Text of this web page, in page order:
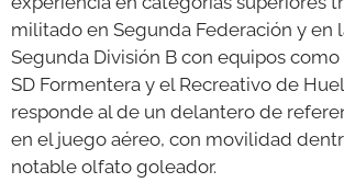
militado en Segunda Federación y en
Segunda División B con equipos como
SD Formentera y el Recreativo de
responde al de un delantero de
en el juego aéreo, con movilidad
notable olfato goleador.